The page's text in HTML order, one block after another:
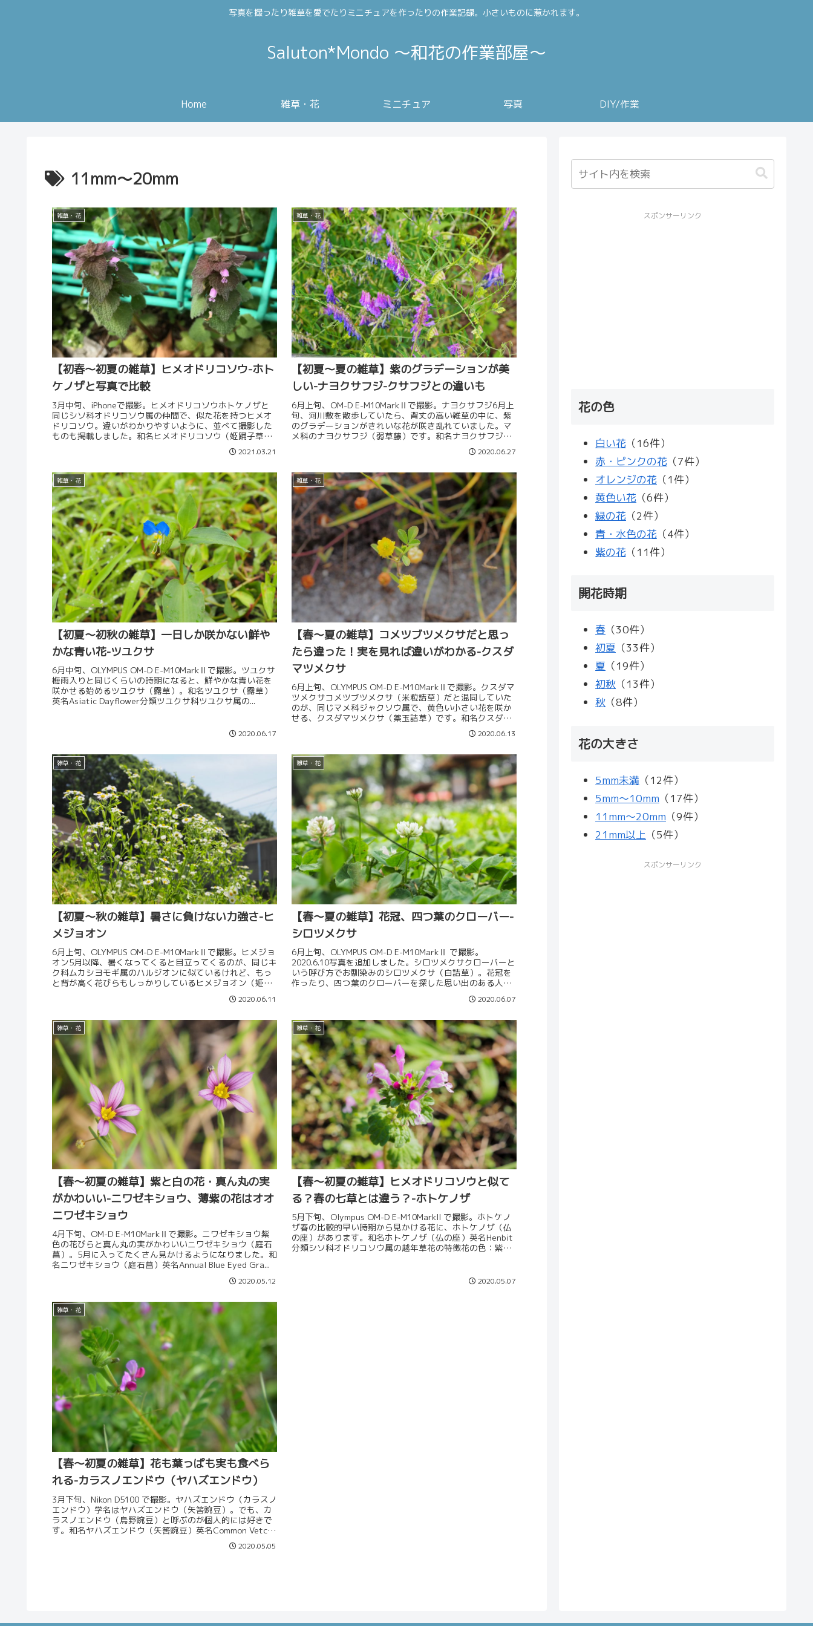
写真を撮ったり雑草を愛でたりミニチュアを作ったりの作業記録。小さいものに惹かれます。
Saluton*Mondo ～和花の作業部屋～
Home 雑草・花 ミニチュア 写真 DIY/作業
11mm～20mm
雑草・花
【初春～初夏の雑草】ヒメオドリコソウ-ホト
ケノザと写真で比較
3月中旬、iPhoneで撮影。ヒメオドリコソウホトケノザと
同じシソ科オドリコソウ属の仲間で、似た花を持つヒメオ
ドリコソウ。違いがわかりやすいように、並べて撮影した
ものも掲載しました。和名ヒメオドリコソウ（姫踊子草）
2021.03.21
雑草・花
【初夏～夏の雑草】紫のグラデーションが美
しい-ナヨクサフジ-クサフジとの違いも
6月上旬、OM-D E-M10MarkⅡで撮影。ナヨクサフジ6月上
旬、河川敷を散歩していたら、背丈の高い雑草の中に、紫
のグラデーションがきれいな花が咲き乱れていました。マ
メ科のナヨクサフジ（弱草藤）です。和名ナヨクサフジ
2020.06.27
雑草・花
【初夏～初秋の雑草】一日しか咲かない鮮や
かな青い花-ツユクサ
6月中旬、OLYMPUS OM-D E-M10MarkⅡで撮影。ツユクサ
梅雨入りと同じくらいの時期になると、鮮やかな青い花を
咲かせる始めるツユクサ（露草）。和名ツユクサ（露草）
英名Asiatic Dayflower分類ツユクサ科ツユクサ属の...
2020.06.17
雑草・花
【春～夏の雑草】コメツブツメクサだと思っ
たら違った！実を見れば違いがわかる-クスダ
マツメクサ
6月上旬、OLYMPUS OM-D E-M10MarkⅡで撮影。クスダマ
ツメクサコメツブツメクサ（米粒詰草）だと混同していた
のが、同じマメ科ジャクソウ属で、黄色い小さい花を咲か
せる、クスダマツメクサ（薬玉詰草）です。和名クスダマ
2020.06.13
雑草・花
【初夏～秋の雑草】暑さに負けない力強さ-ヒ
メジョオン
6月上旬、OLYMPUS OM-D E-M10MarkⅡで撮影。ヒメジョ
オン5月以降、暑くなってくると目立ってくるのが、同じキ
ク科ムカシヨモギ属のハルジオンに似ているけれど、もっ
と背が高く花びらもしっかりしているヒメジョオン（姫女
2020.06.11
雑草・花
【春～夏の雑草】花冠、四つ葉のクローバー-
シロツメクサ
6月上旬、OLYMPUS OM-D E-M10MarkⅡ で撮影。
2020.6.10写真を追加しました。シロツメクサクローバーと
いう呼び方でお馴染みのシロツメクサ（白詰草）。花冠を
作ったり、四つ葉のクローバーを探した思い出のある人も
2020.06.07
雑草・花
【春～初夏の雑草】紫と白の花・真ん丸の実
がかわいい-ニワゼキショウ、薄紫の花はオオ
ニワゼキショウ
4月下旬、OM-D E-M10MarkⅡで撮影。ニワゼキショウ紫
色の花びらと真ん丸の実がかわいいニワゼキショウ（庭石
菖）。5月に入ってたくさん見かけるようになりました。和
名ニワゼキショウ（庭石菖）英名Annual Blue Eyed Gra...
2020.05.12
雑草・花
【春～初夏の雑草】ヒメオドリコソウと似て
る？春の七草とは違う？-ホトケノザ
5月下旬、Olympus OM-D E-M10MarkII で撮影。ホトケノ
ザ春の比較的早い時期から見かける花に、ホトケノザ（仏
の座）があります。和名ホトケノザ（仏の座）英名Henbit
分類シソ科オドリコソウ属の越年草花の特徴花の色：紫、
2020.05.07
雑草・花
【春～初夏の雑草】花も葉っぱも実も食べら
れる-カラスノエンドウ（ヤハズエンドウ）
3月下旬、Nikon D5100 で撮影。ヤハズエンドウ（カラスノ
エンドウ）学名はヤハズエンドウ（矢筈豌豆）。でも、カ
ラスノエンドウ（烏野豌豆）と呼ぶのが個人的には好きで
す。和名ヤハズエンドウ（矢筈豌豆）英名Common Vetch
2020.05.05
スポンサーリンク
花の色
白い花 （16件）
赤・ピンクの花 （7件）
オレンジの花 （1件）
黄色い花 （6件）
緑の花 （2件）
青・水色の花 （4件）
紫の花 （11件）
開花時期
春 （30件）
初夏 （33件）
夏 （19件）
初秋 （13件）
秋 （8件）
花の大きさ
5mm未満 （12件）
5mm～10mm （17件）
11mm～20mm （9件）
21mm以上 （5件）
スポンサーリンク